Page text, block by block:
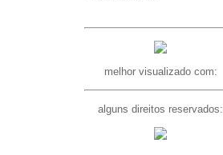
melhor visualizado com:
alguns direitos reservados: